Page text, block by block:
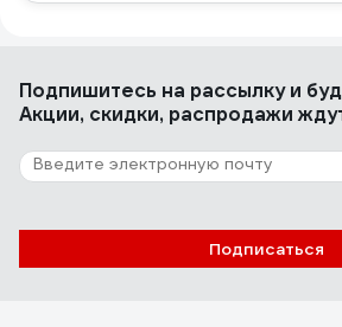
Подпишитесь на рассылкуи
Акции, скидки, распродажи
Подписаться